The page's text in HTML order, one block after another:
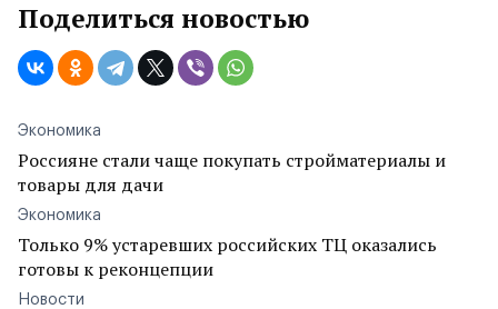
Поделиться новостью
Экономика
Россияне стали чаще покупать стройматериалы и
товары для дачи
Экономика
Только 9% устаревших российских ТЦ оказались
готовы к реконцепции
Новости